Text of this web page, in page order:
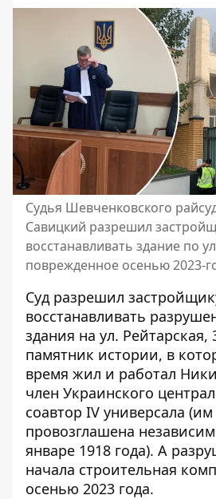
Судья Шевченковского
Савицкий разрешил
восстанавливать здание по
поврежденное осенью 2023-
Суд разрешил
восстанавливать
здания на ул. Рейтарская,
памятник истории, в
время жил и работал
член Украинского
соавтор IV универсала
провозглашена
январе 1918 года). А
начала строительная
осенью 2023 года.